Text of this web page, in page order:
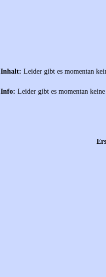
Inhalt: Leider gibt es momentan
Info: Leider gibt es momentan